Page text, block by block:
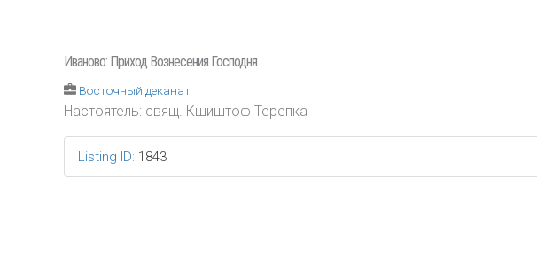
Иваново: Приход Вознесения Господня
Восточный деканат
Настоятель: свящ. Кшиштоф Терепка
Listing ID: 1843